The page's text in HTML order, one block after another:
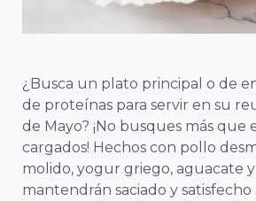
¿Busca un plato principal o de
de proteínas para servir en su
de Mayo? ¡No busques más que
cargados! Hechos con pollo
molido, yogur griego, aguacate y
mantendrán saciado y satisfecho